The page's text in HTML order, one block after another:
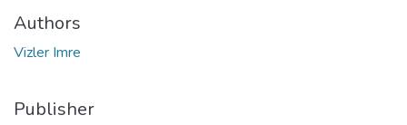
Authors
Vizler Imre
Publisher